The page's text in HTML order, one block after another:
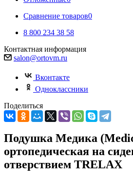
Сравнение товаров0
8 800 234 38 58
Контактная информация
salon@ortovm.ru
Вконтакте
Одноклассники
Поделиться
Подушка Медика
ортопедическая на
отверствием TRELAX